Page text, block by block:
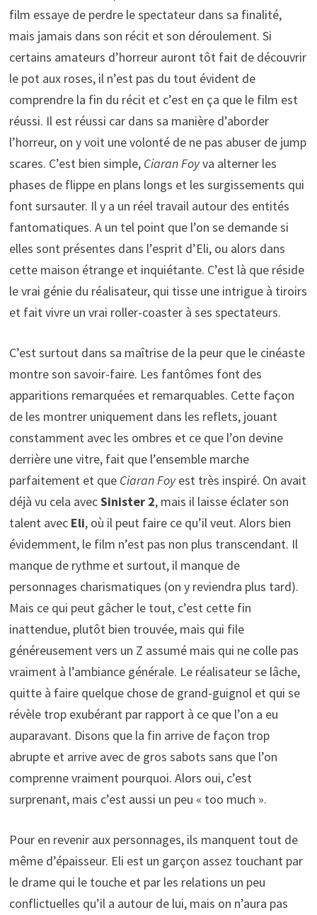
film essaye de perdre le spectateur dans sa finalité,
mais jamais dans son récit et son déroulement. Si
certains amateurs d’horreur auront tôt fait de découvrir
le pot aux roses, il n’est pas du tout évident de
comprendre la fin du récit et c’est en ça que le film est
réussi. Il est réussi car dans sa manière d’aborder
l’horreur, on y voit une volonté de ne pas abuser de jump
scares. C’est bien simple, Ciaran Foyva alterner les
phases de flippe en plans longs et les surgissements qui
font sursauter. Il y a un réel travail autour des entités
fantomatiques. A un tel point que l’on se demande si
elles sont présentes dans l’esprit d’Eli, ou alors dans
cette maison étrange et inquiétante. C’est là que réside
le vrai génie du réalisateur, qui tisse une intrigue à tiroirs
et fait vivre un vrai roller-coaster à ses spectateurs.
C’est surtout dans sa maîtrise de la peur que le cinéaste
montre son savoir-faire. Les fantômes font des
apparitions remarquées et remarquables. Cette façon
de les montrer uniquement dans les reflets, jouant
constamment avec les ombres et ce que l’on devine
derrière une vitre, fait que l’ensemble marche
parfaitement et que Ciaran Foyest très inspiré. On avait
déjà vu cela avecSinister 2, mais il laisse éclater son
talent avec Eli, où il peut faire ce qu’il veut. Alors bien
évidemment, le film n’est pas non plus transcendant. Il
manque de rythme et surtout, il manque de
personnages charismatiques (on y reviendra plus tard).
Mais ce qui peut gâcher le tout, c’est cette fin
inattendue, plutôt bien trouvée, mais qui file
généreusement vers un Z assumé mais qui ne colle pas
vraiment à l’ambiance générale. Le réalisateur se lâche,
quitte à faire quelque chose de grand-guignol et qui se
révèle trop exubérant par rapport à ce que l’on a eu
auparavant. Disons que la fin arrive de façon trop
abrupte et arrive avec de gros sabots sans que l’on
comprenne vraiment pourquoi. Alors oui, c’est
surprenant, mais c’est aussi un peu « too much ».
Pour en revenir aux personnages, ils manquent tout de
même d’épaisseur. Eli est un garçon assez touchant par
le drame qui le touche et par les relations un peu
conflictuelles qu’il a autour de lui, mais on n’aura pas